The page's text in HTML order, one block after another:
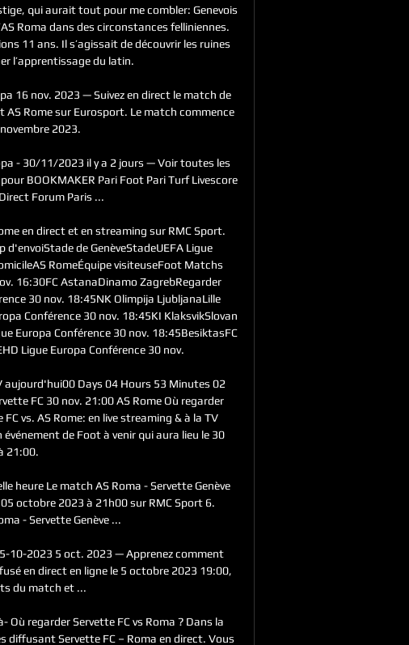
qui aurait tout pour me combler: Genevois
Roma dans des circonstances felliniennes.
11 ans. Il s’agissait de découvrir les ruines
l’apprentissage du latin.
16 nov. 2023 — Suivez en direct le match de
AS Rome sur Eurosport. Le match commence
2023.
- 30/11/2023 il y a 2 jours — Voir toutes les
BOOKMAKER Pari Foot Pari Turf Livescore
Forum Paris ...
en direct et en streaming sur RMC Sport.
de GenèveStadeUEFA Ligue
RomeÉquipe visiteuseFoot Matchs
16:30FC AstanaDinamo ZagrebRegarder
30 nov. 18:45NK Olimpija LjubljanaLille
Conférence 30 nov. 18:45KI KlaksvikSlovan
Europa Conférence 30 nov. 18:45BesiktasFC
Ligue Europa Conférence 30 nov.
aujourd'hui00 Days 04 Hours 53 Minutes 02
FC 30 nov. 21:00 AS Rome Où regarder
vs. AS Rome: en live streaming & à la TV
de Foot à venir qui aura lieu le 30
21:00.
heure Le match AS Roma - Servette Genève
octobre 2023 à 21h00 sur RMC Sport 6.
- Servette Genève ...
10-2023 5 oct. 2023 — Apprenez comment
en direct en ligne le 5 octobre 2023 19:00,
du match et ...
Où regarder Servette FC vs Roma ? Dans la
diffusant Servette FC – Roma en direct. Vous